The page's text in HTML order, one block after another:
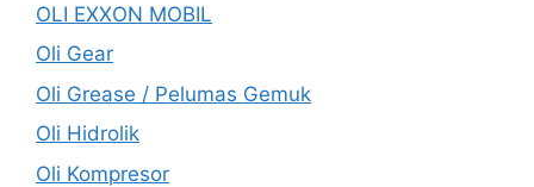
OLI EXXON MOBIL
Oli Gear
Oli Grease / Pelumas Gemuk
Oli Hidrolik
Oli Kompresor